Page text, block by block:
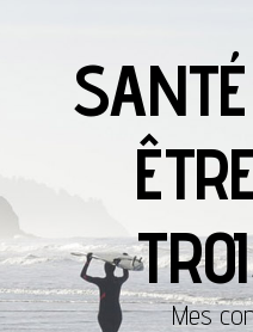
Mes